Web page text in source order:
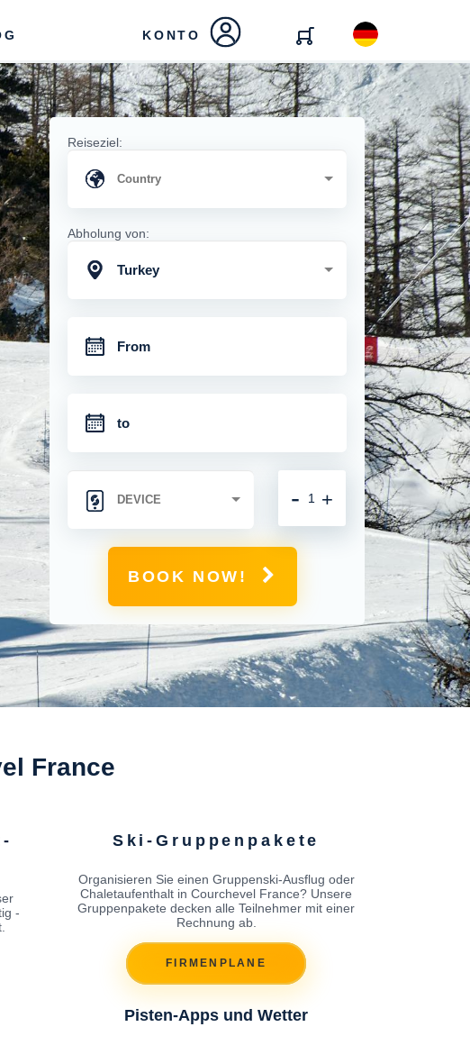
KONTO
Reiseziel:
Abholung von:
Turkey
+
-
BOOK NOW!
France
-
Ski-Gruppenpakete
Organisieren Sie einen Gruppenski-Ausflug oder
Chaletaufenthalt in Courchevel France? Unsere
Gruppenpakete decken alle Teilnehmer mit einer
Rechnung ab.
FIRMENPLANE
Pisten-Apps und Wetter